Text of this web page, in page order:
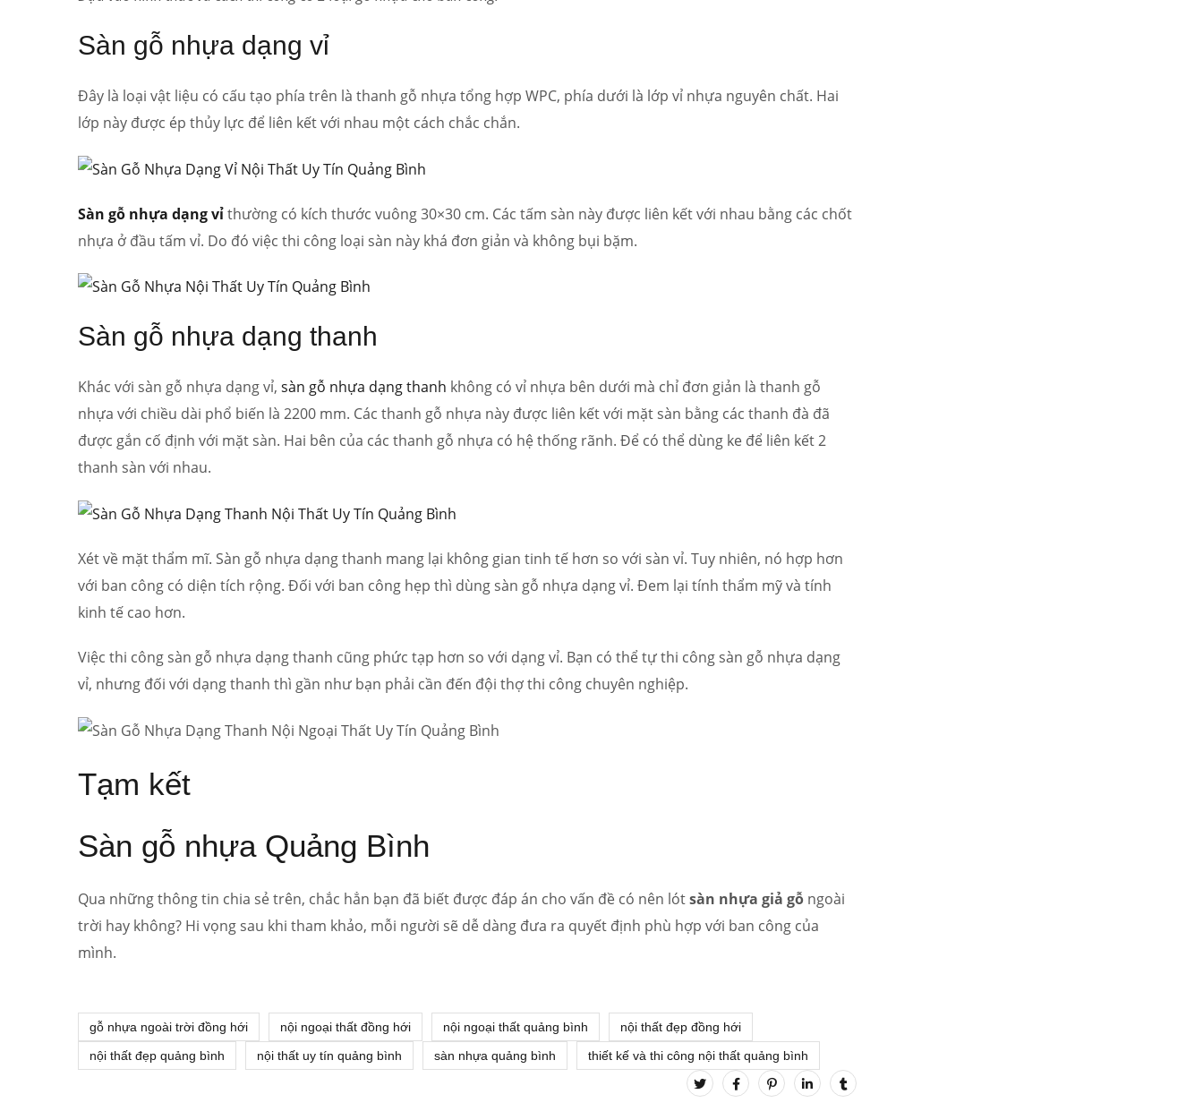
Sàn gỗ nhựa dạng vỉ
Đây là loại vật liệu có cấu tạo phía trên là thanh gỗ nhựa tổng hợp WPC, phía dưới là lớp vỉ nhựa nguyên chất. Hai
lớp này được ép thủy lực để liên kết với nhau một cách chắc chắn.
Sàn gỗ nhựa dạng vỉthường có kích thước vuông 30×30 cm. Các tấm sàn này được liên kết với nhau bằng các chốt
nhựa ở đầu tấm vỉ. Do đó việc thi công loại sàn này khá đơn giản và không bụi bặm.
Sàn gỗ nhựa dạng thanh
Khác với sàn gỗ nhựa dạng vỉ, sàn gỗ nhựa dạng thanh không có vỉ nhựa bên dưới mà chỉ đơn giản là thanh gỗ
nhựa với chiều dài phổ biến là 2200 mm. Các thanh gỗ nhựa này được liên kết với mặt sàn bằng các thanh đà đã
được gắn cố định với mặt sàn. Hai bên của các thanh gỗ nhựa có hệ thống rãnh. Để có thể dùng ke để liên kết 2
thanh sàn với nhau.
Xét về mặt thẩm mĩ. Sàn gỗ nhựa dạng thanh mang lại không gian tinh tế hơn so với sàn vỉ. Tuy nhiên, nó hợp hơn
với ban công có diện tích rộng. Đối với ban công hẹp thì dùng sàn gỗ nhựa dạng vỉ. Đem lại tính thẩm mỹ và tính
kinh tế cao hơn.
Việc thi công sàn gỗ nhựa dạng thanh cũng phức tạp hơn so với dạng vỉ. Bạn có thể tự thi công sàn gỗ nhựa dạng
vỉ, nhưng đối với dạng thanh thì gần như bạn phải cần đến đội thợ thi công chuyên nghiệp.
Tạm kết
Sàn gỗ nhựa Quảng Bình
Qua những thông tin chia sẻ trên, chắc hẳn bạn đã biết được đáp án cho vấn đề có nên lótsàn nhựa giả gỗ ngoài
trời hay không? Hi vọng sau khi tham khảo, mỗi người sẽ dễ dàng đưa ra quyết định phù hợp với ban công của
mình.
gỗ nhựa ngoài trời đồng hới nội ngoại thất đồng hới nội ngoại thất quảng bình
nội thất đẹp đồng hới
nội thất đẹp quảng bình
nội thất uy tín quảng bình sàn nhựa quảng bình thiết kế và thi công nội thất quảng bình